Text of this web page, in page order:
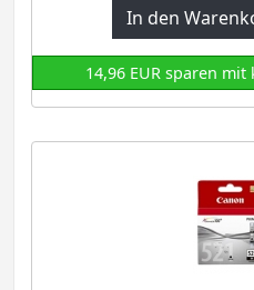
In den
14,96 EUR sparen